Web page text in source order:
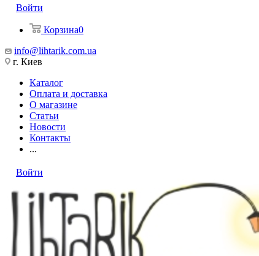
Войти
Корзина0
info@lihtarik.com.ua
г. Киев
Каталог
Оплата и доставка
О магазине
Статьи
Новости
Контакты
...
Войти